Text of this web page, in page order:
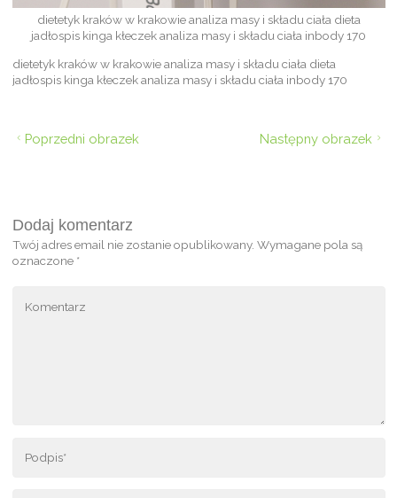
dietetyk kraków w krakowie analiza masy i składu ciała dieta
jadłospis kinga kłeczek analiza masy i składu ciała inbody 170
dietetyk kraków w krakowie analiza masy i składu ciała dieta
jadłospis kinga kłeczek analiza masy i składu ciała inbody 170
Poprzedni obrazek Następny obrazek
Dodaj komentarz
Twój adres email nie zostanie opublikowany. Wymagane pola są
oznaczone *